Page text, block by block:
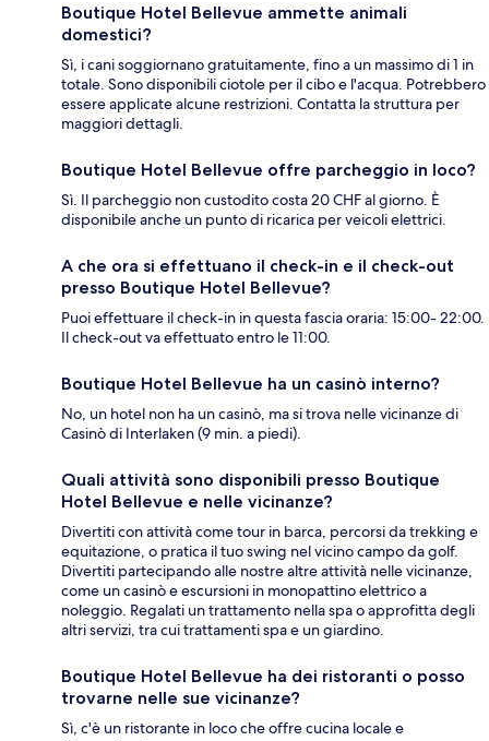
Boutique Hotel Bellevue ammette animali
domestici?
Sì, i cani soggiornano gratuitamente, fino a un massimo di 1 in
totale. Sono disponibili ciotole per il cibo e l'acqua. Potrebbero
essere applicate alcune restrizioni. Contatta la struttura per
maggiori dettagli.
Boutique Hotel Bellevue offre parcheggio in loco?
Sì. Il parcheggio non custodito costa 20 CHF al giorno. È
disponibile anche un punto di ricarica per veicoli elettrici.
A che ora si effettuano il check-in e il check-out
presso Boutique Hotel Bellevue?
Puoi effettuare il check-in in questa fascia oraria: 15:00- 22:00.
Il check-out va effettuato entro le 11:00.
Boutique Hotel Bellevue ha un casinò interno?
No, un hotel non ha un casinò, ma si trova nelle vicinanze di
Casinò di Interlaken (9 min. a piedi).
Quali attività sono disponibili presso Boutique
Hotel Bellevue e nelle vicinanze?
Divertiti con attività come tour in barca, percorsi da trekking e
equitazione, o pratica il tuo swing nel vicino campo da golf.
Divertiti partecipando alle nostre altre attività nelle vicinanze,
come un casinò e escursioni in monopattino elettrico a
noleggio. Regalati un trattamento nella spa o approfitta degli
altri servizi, tra cui trattamenti spa e un giardino.
Boutique Hotel Bellevue ha dei ristoranti o posso
trovarne nelle sue vicinanze?
Sì, c'è un ristorante in loco che offre cucina locale e